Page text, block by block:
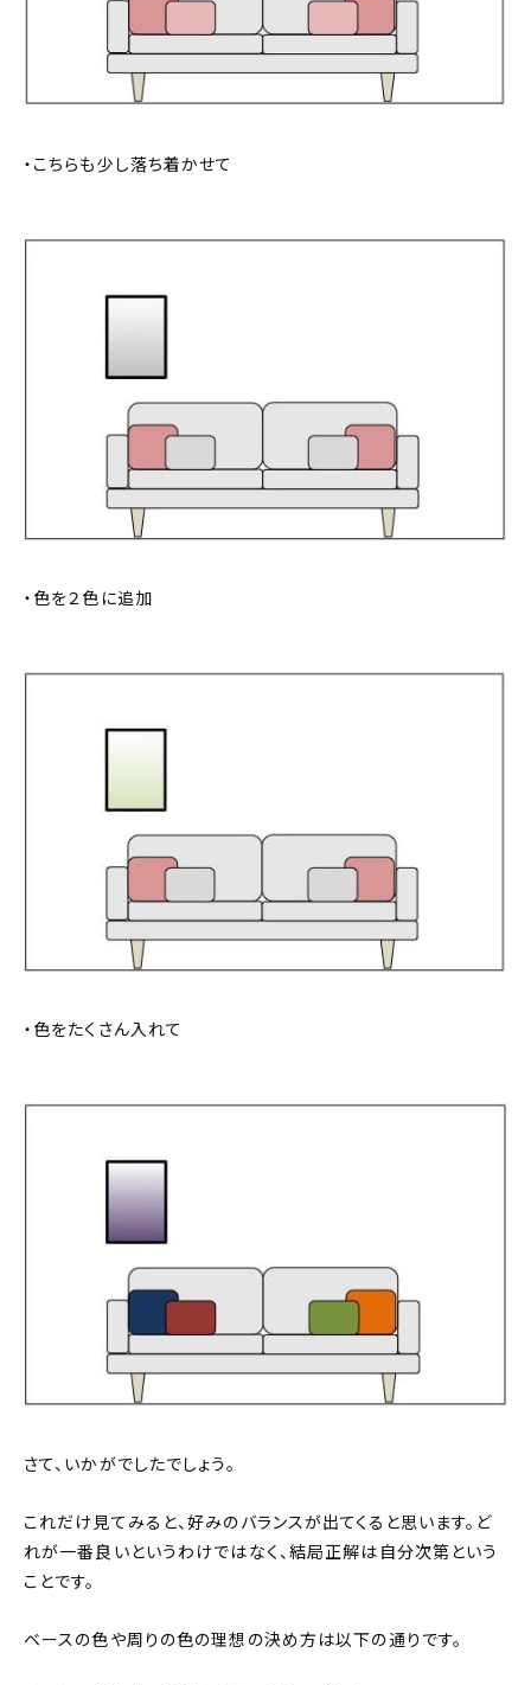
・こちらも少し落ち着かせて
・色を２色に追加
・色をたくさん入れて
さて、いかがでしたでしょう。
これだけ見てみると、好みのバランスが出てくると思います。ど
れが一番良いというわけではなく、結局正解は自分次第という
ことです。
ベースの色や周りの色の理想の決め方は以下の通りです。